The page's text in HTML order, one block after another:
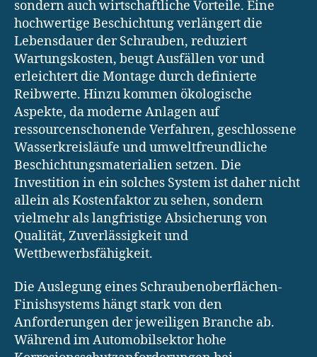
sondern auch wirtschaftliche Vorteile. Eine
hochwertige Beschichtung verlängert die
Lebensdauer der Schrauben, reduziert
Wartungskosten, beugt Ausfällen vor und
erleichtert die Montage durch definierte
Reibwerte. Hinzu kommen ökologische
Aspekte, da moderne Anlagen auf
ressourcenschonende Verfahren, geschlossene
Wasserkreisläufe und umweltfreundliche
Beschichtungsmaterialien setzen. Die
Investition in ein solches System ist daher nicht
allein als Kostenfaktor zu sehen, sondern
vielmehr als langfristige Absicherung von
Qualität, Zuverlässigkeit und
Wettbewerbsfähigkeit.
Die Auslegung eines Schraubenoberflächen-
Finishsystems hängt stark von den
Anforderungen der jeweiligen Branche ab.
Während im Automobilsektor hohe